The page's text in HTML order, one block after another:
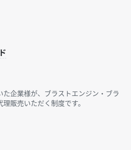
た企業様が、ブラストエンジン・ブラ
販売いただく制度です。